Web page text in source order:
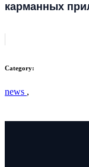
карманных
Category:
news ,